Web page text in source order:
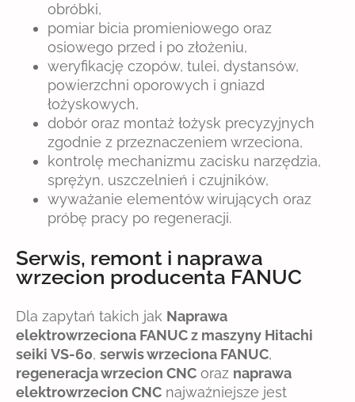
obróbki,
pomiar bicia promieniowego oraz
osiowego przed i po złożeniu,
weryfikację czopów, tulei, dystansów,
powierzchni oporowych i gniazd
łożyskowych,
dobór oraz montaż łożysk precyzyjnych
zgodnie z przeznaczeniem wrzeciona,
kontrolę mechanizmu zacisku narzędzia,
sprężyn, uszczelnień i czujników,
wyważanie elementów wirujących oraz
próbę pracy po regeneracji.
Serwis, remont i naprawa
wrzecion producenta FANUC
Dla zapytań takich jak Naprawa
elektrowrzeciona FANUC z maszyny Hitachi
seiki VS-60, serwis wrzeciona FANUC,
regeneracja wrzecion CNC oraz naprawa
elektrowrzecion CNC najważniejsze jest